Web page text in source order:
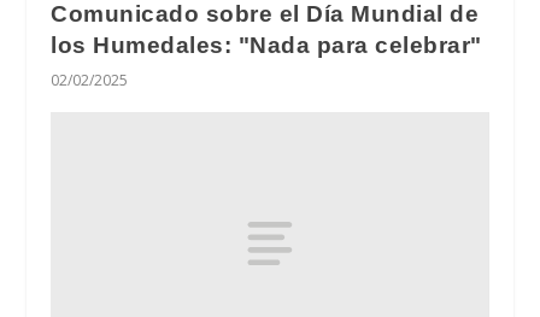
Comunicado sobre el Día Mundial de
los Humedales: "Nada para celebrar"
02/02/2025